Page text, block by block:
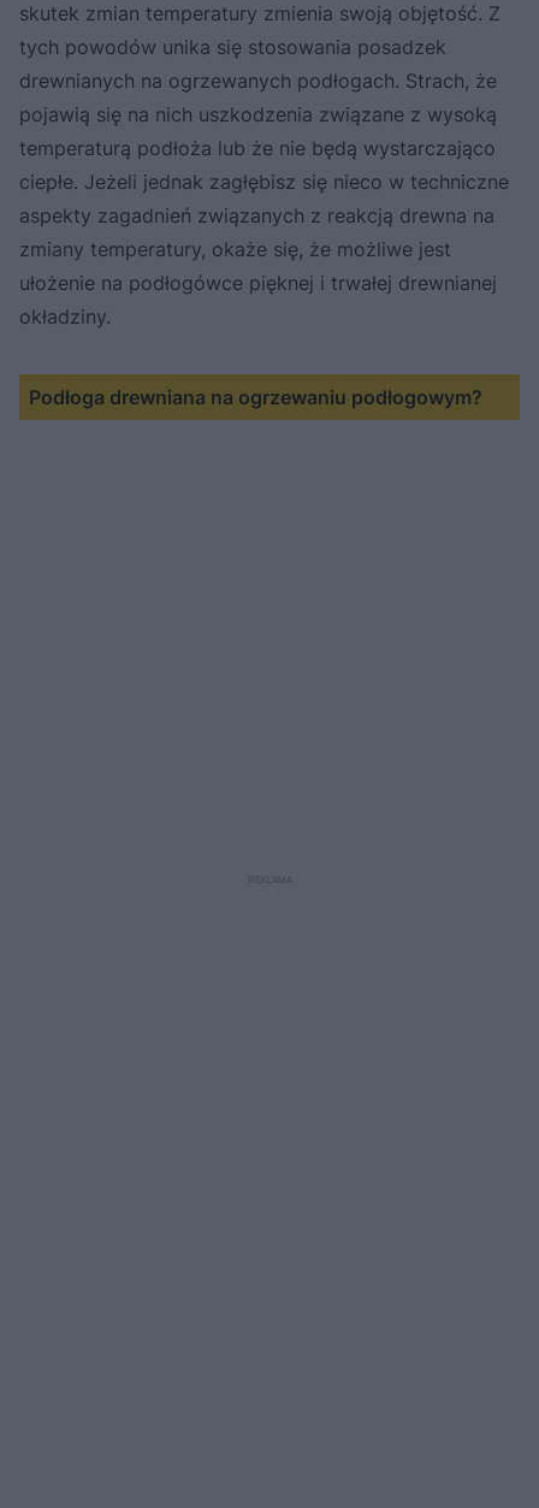
skutek zmian temperatury zmienia swoją objętość. Z
tych powodów unika się stosowania posadzek
drewnianych na ogrzewanych podłogach. Strach, że
pojawią się na nich uszkodzenia związane z wysoką
temperaturą podłoża lub że nie będą wystarczająco
ciepłe. Jeżeli jednak zagłębisz się nieco w techniczne
aspekty zagadnień związanych z reakcją drewna na
zmiany temperatury, okaże się, że możliwe jest
ułożenie na podłogówce pięknej i trwałej drewnianej
okładziny.
Podłoga drewniana na ogrzewaniu podłogowym?